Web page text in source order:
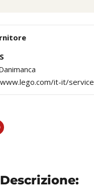
it-it/service
Descrizione: